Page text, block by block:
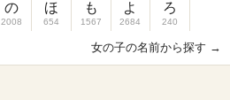
の
2008
ほ
654
も
1567
よ
2684
ろ
240
女の子の名前から探す →